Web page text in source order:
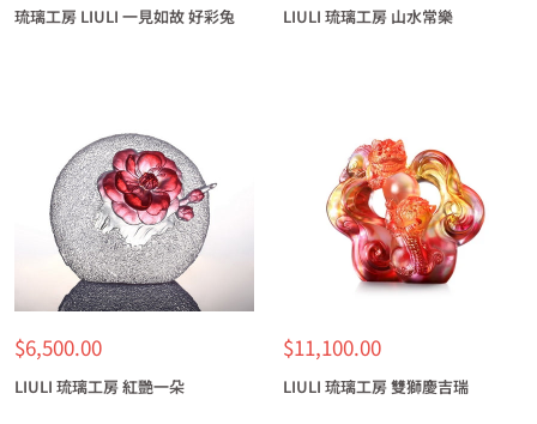
琉璃工房 LIULI 一見如故 好彩兔 LIULI 琉璃工房 山水常樂
特
價
$6,500.00
LIULI 琉璃工房 紅艷一朵
特
價
$11,100.00
LIULI 琉璃工房 雙獅慶吉瑞